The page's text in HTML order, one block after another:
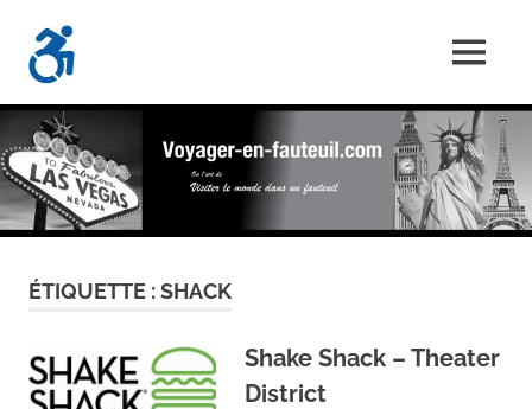
content
En-
Fauteuil.com
Aventures
d'un
handi-
voyageur
MENU
ÉTIQUETTE :SHACK
Shake Shack – Theater
District